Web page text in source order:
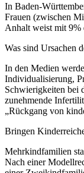
In Baden-
Frauen (zwischen
Anhalt weist mit 9%
Was sind Ursachen
In den Medien
Individualisierung,
Schwierigkeiten bei
zunehmende
„Rückgang von
Bringen
Mehrkindfamilien
Nach einer